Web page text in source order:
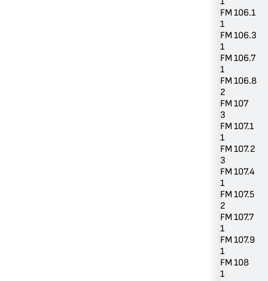
FM 106.1
1
FM 106.3
1
FM 106.7
1
FM 106.8
2
FM 107
3
FM 107.1
1
FM 107.2
3
FM 107.4
1
FM 107.5
2
FM 107.7
1
FM 107.9
1
FM 108
1